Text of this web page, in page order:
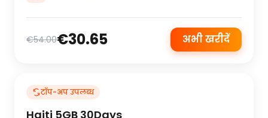
€54.00€30.65 अभी खरीदें
टॉप-अप उपलब्ध
Haiti 5GB 30Days